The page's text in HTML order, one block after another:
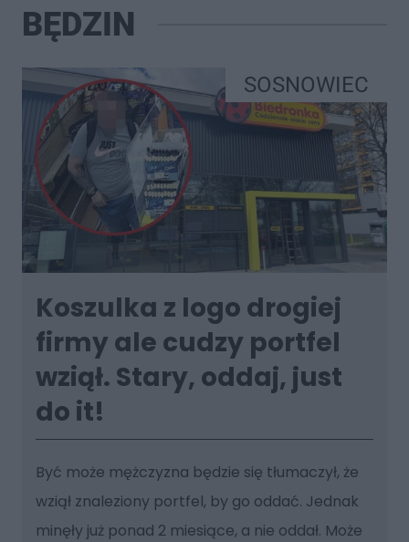
BĘDZIN
SOSNOWIEC
Koszulka z logo drogiej
firmy ale cudzy portfel
wziął. Stary, oddaj, just
do it!
Być może mężczyzna będzie się tłumaczył, że
wziął znaleziony portfel, by go oddać. Jednak
minęły już ponad 2 miesiące, a nie oddał. Może